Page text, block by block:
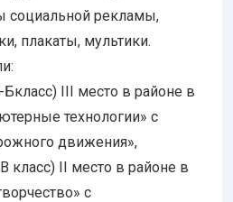
социальной рекламы,
плакаты, мультики.
III место в районе в
технологии» с
движения»,
класс) II место в районе в
с